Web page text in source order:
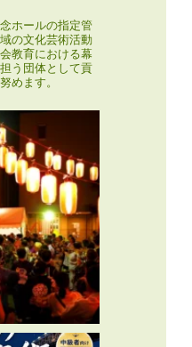
ホールの指定管
の文化芸術活動
教育における幕
う団体として貢
めます。